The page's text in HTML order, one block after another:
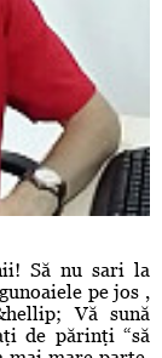
Să nu sari la
pe jos ,
Vă sună
de părinţi “să